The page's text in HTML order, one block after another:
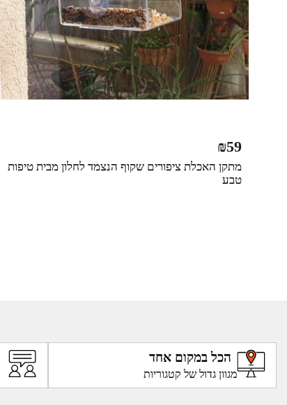
מתקן האכלת ציפורים שקוף הנצמד לחלון מבית טיפות
טבע
₪59
הכל במקום אחד
מגוון גדול של קטגוריות